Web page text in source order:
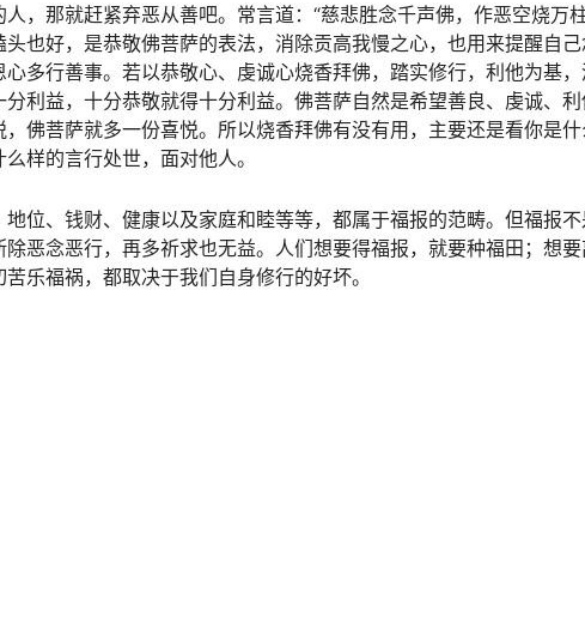
，那就赶紧弃恶从善吧。常言道：“慈悲胜念千声佛，作恶空烧万
也好，是恭敬佛菩萨的表法，消除贡高我慢之心，也用来提醒自
多行善事。若以恭敬心、虔诚心烧香拜佛，踏实修行，利他为基
利益，十分恭敬就得十分利益。佛菩萨自然是希望善良、虔诚、
佛菩萨就多一份喜悦。所以烧香拜佛有没有用，主要还是看你是
样的言行处世，面对他人。
位、钱财、健康以及家庭和睦等等，都属于福报的范畴。但福报
恶念恶行，再多祈求也无益。人们想要得福报，就要种福田；想要
乐福祸，都取决于我们自身修行的好坏。